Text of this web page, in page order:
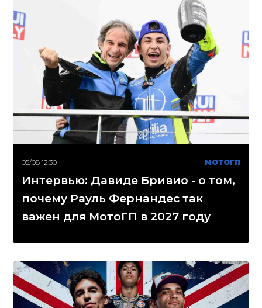
05/08 12:30 МОТОГП
Интервью: Давиде Бривио - о том,
почему Рауль Фернандес так
важен для МотоГП в 2027 году